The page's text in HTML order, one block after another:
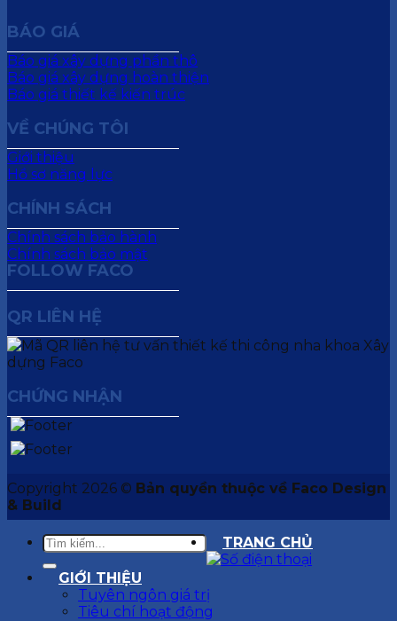
BÁO GIÁ
Báo giá xây dựng phần thô
Báo giá xây dựng hoàn thiện
Báo giá thiết kế kiến trúc
VỀ CHÚNG TÔI
Giới thiệu
Hồ sơ năng lực
CHÍNH SÁCH
Chính sách bảo hành
Chính sách bảo mật
FOLLOW FACO
QR LIÊN HỆ
CHỨNG NHẬN
Copyright 2026 © Bản quyền thuộc về Faco Design
& Build
TRANG CHỦ
GIỚI THIỆU
Tuyên ngôn giá trị
Tiêu chí hoạt động